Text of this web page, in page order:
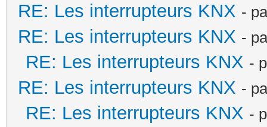
RE: Les interrupteurs KNX -
RE: Les interrupteurs KNX -
RE: Les interrupteurs KNX -
RE: Les interrupteurs KNX -
RE: Les interrupteurs KNX -